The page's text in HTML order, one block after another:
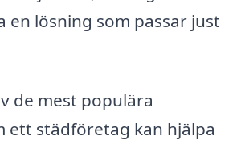
lösning som passar just
de mest populära
ett städföretag kan hjälpa